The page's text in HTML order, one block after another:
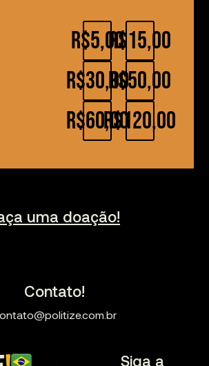
R$5,00
R$30,00
R$60,00
R$15,00
R$50,00
R$120,00
uma doação!
Contato!
Siga a